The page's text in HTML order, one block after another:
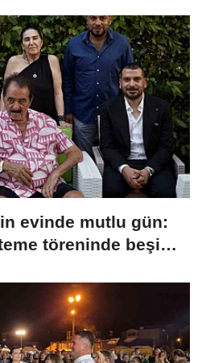
evinde mutlu gün:
töreninde beşi